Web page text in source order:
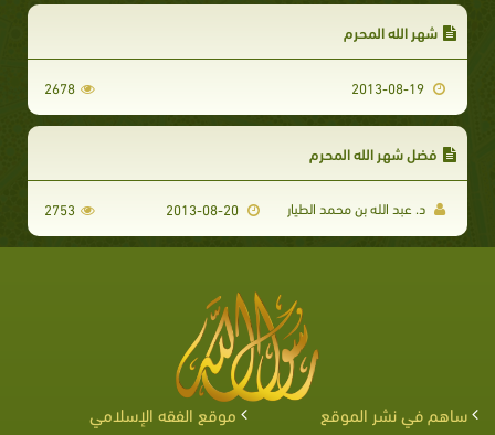
شهر الله المحرم
2678
فضل شهر الله المحرم
د. عبد الله بن محمد الطيار 2753
ساهم في نشر الموقع
موقع الفقه الإسلامي